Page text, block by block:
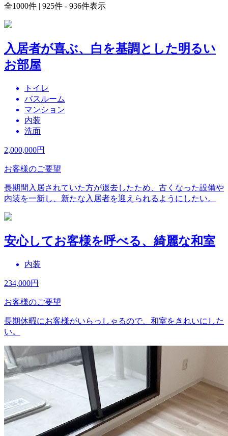
全1000件 | 925件 - 936件表示
入居者が喜ぶ、白を基調とした明るい
お部屋
トイレ
バスルーム
マンション
内装
洗面
2,000,000円
お客様のご要望
長期間入居されていた方が退去したため、古くなった設備や
内装を一新し、新たな入居者を迎えられるようにしたい。
安心してお客様を呼べる、綺麗な和室
内装
234,000円
お客様のご要望
長期休暇にお客様がいらっしゃるので、和室をきれいにした
い。